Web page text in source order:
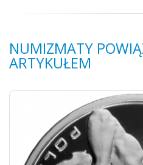
NUMIZMATY
ARTYKUŁEM